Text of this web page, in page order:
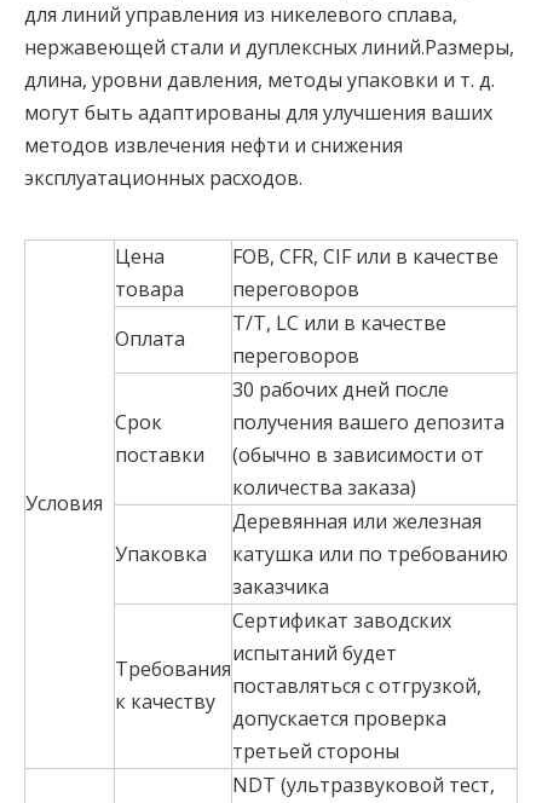
для линий управления из никелевого сплава,
нержавеющей стали и дуплексных линий.Размеры,
длина, уровни давления, методы упаковки и т. д.
могут быть адаптированы для улучшения ваших
методов извлечения нефти и снижения
эксплуатационных расходов.
Условия
Цена
товара
FOB, CFR, CIF или в качестве
переговоров
Оплата
T/T, LC или в качестве
переговоров
Срок
поставки
30 рабочих дней после
получения вашего депозита
(обычно в зависимости от
количества заказа)
Упаковка
Деревянная или железная
катушка или по требованию
заказчика
Требования
к качеству
Сертификат заводских
испытаний будет
поставляться с отгрузкой,
допускается проверка
третьей стороны
NDT (ультразвуковой тест,